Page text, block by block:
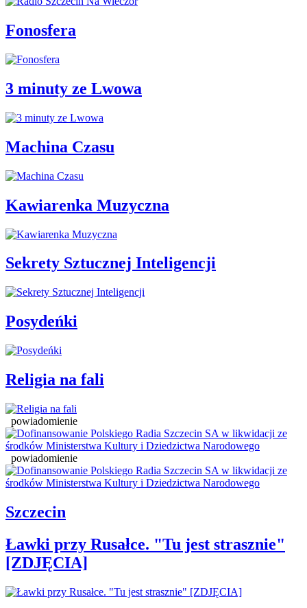
Fonosfera
3 minuty ze Lwowa
Machina Czasu
Kawiarenka Muzyczna
Sekrety Sztucznej Inteligencji
Posydeńki
Religia na fali
powiadomienie
powiadomienie
Szczecin
Ławki przy Rusałce. "Tu jest strasznie"
[ZDJĘCIA]